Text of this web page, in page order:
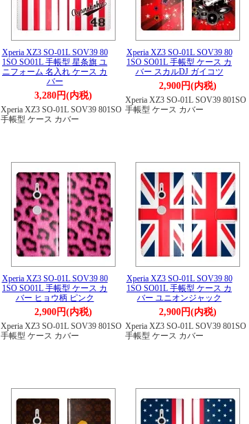
Xperia XZ3 SO-01L SOV39 80
1SO SO01L 手帳型 星条旗 ユ
ニフォーム 名入れ ケース カ
バー
3,280円(内税)
Xperia XZ3 SO-01L SOV39 801SO
手帳型 ケース カバー
Xperia XZ3 SO-01L SOV39 80
1SO SO01L 手帳型 ケース カ
バー スカルDJ ガイコツ
2,900円(内税)
Xperia XZ3 SO-01L SOV39 801SO
手帳型 ケース カバー
Xperia XZ3 SO-01L SOV39 80
1SO SO01L 手帳型 ケース カ
バー ヒョウ柄 ピンク
2,900円(内税)
Xperia XZ3 SO-01L SOV39 801SO
手帳型 ケース カバー
Xperia XZ3 SO-01L SOV39 80
1SO SO01L 手帳型 ケース カ
バー ユニオンジャック
2,900円(内税)
Xperia XZ3 SO-01L SOV39 801SO
手帳型 ケース カバー